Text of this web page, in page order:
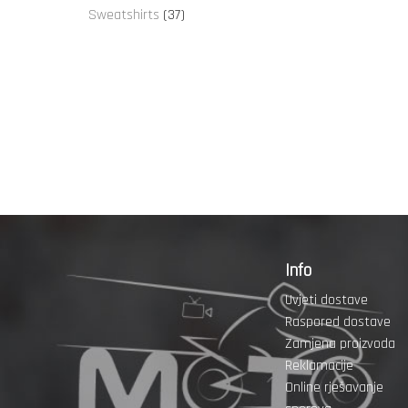
proizvoda
Sweatshirts 3737
Info
Uvjeti dostave
Raspored dostave
Zamjena proizvoda
Reklamacije
Online rješavanje